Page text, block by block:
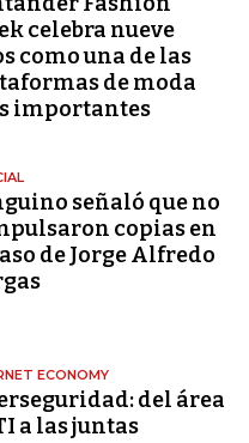
celebra nueve
como una de las
de moda
importantes
señaló que no
copias en
de Jorge Alfredo
ECONOMY
del área
a las juntas